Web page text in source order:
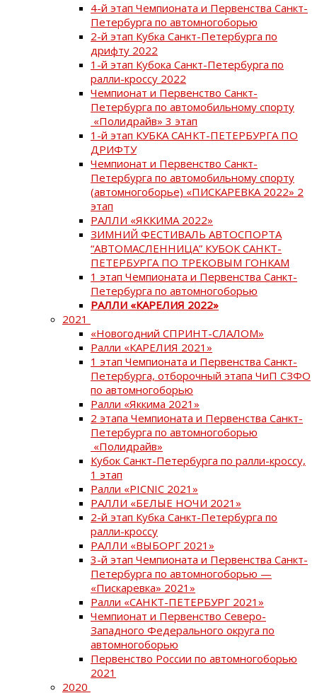
4-й этап Чемпионата и Первенства Санкт-
Петербурга по автомногоборью
2-й этап Кубка Санкт-Петербурга по
дрифту 2022
1-й этап Кубока Санкт-Петербурга по
ралли-кроссу 2022
Чемпионат и Первенство Санкт-
Петербурга по автомобильному спорту
«Полидрайв» 3 этап
1-й этап КУБКА САНКТ-ПЕТЕРБУРГА ПО
ДРИФТУ
Чемпионат и Первенство Санкт-
Петербурга по автомобильному спорту
(автомногоборье) «ПИСКАРЕВКА 2022» 2
этап
РАЛЛИ «ЯККИМА 2022»
ЗИМНИЙ ФЕСТИВАЛЬ АВТОСПОРТА
“АВТОМАСЛЕННИЦА” КУБОК САНКТ-
ПЕТЕРБУРГА ПО ТРЕКОВЫМ ГОНКАМ
1 этап Чемпионата и Первенства Санкт-
Петербурга по автомногоборью
РАЛЛИ «КАРЕЛИЯ 2022»
2021
«Новогодний СПРИНТ-СЛАЛОМ»
Ралли «КАРЕЛИЯ 2021»
1 этап Чемпионата и Первенства Санкт-
Петербурга, отборочный этапа ЧиП СЗФО
по автомногоборью
Ралли «Яккима 2021»
2 этапа Чемпионата и Первенства Санкт-
Петербурга по автомногоборью
«Полидрайв»
Кубок Санкт-Петербурга по ралли-кроссу,
1 этап
Ралли «PICNIC 2021»
РАЛЛИ «БЕЛЫЕ НОЧИ 2021»
2-й этап Кубка Санкт-Петербурга по
ралли-кроссу
РАЛЛИ «ВЫБОРГ 2021»
3-й этап Чемпионата и Первенства Санкт-
Петербурга по автомногоборью —
«Пискаревка» 2021»
Ралли «САНКТ-ПЕТЕРБУРГ 2021»
Чемпионат и Первенство Северо-
Западного Федерального округа по
автомногоборью
Первенство России по автомногоборью
2021
2020